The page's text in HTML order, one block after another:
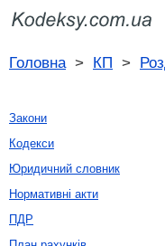
Головна> КП >
Закони
Кодекси
Юридичний словник
Нормативні акти
ПДР